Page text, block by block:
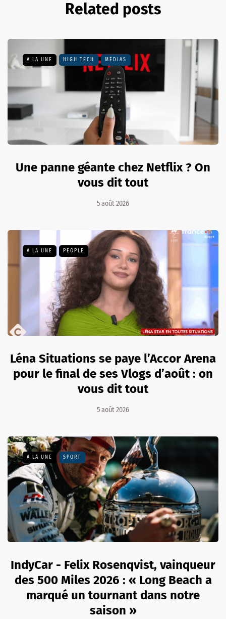
Related posts
A LA UNE HIGH TECH MÉDIAS
Une panne géante chez Netflix ? On
vous dit tout
5 août 2026
A LA UNE PEOPLE
Léna Situations se paye l’Accor Arena
pour le final de ses Vlogs d’août : on
vous dit tout
5 août 2026
A LA UNE SPORT
IndyCar - Felix Rosenqvist, vainqueur
des 500 Miles 2026 : « Long Beach a
marqué un tournant dans notre
saison »